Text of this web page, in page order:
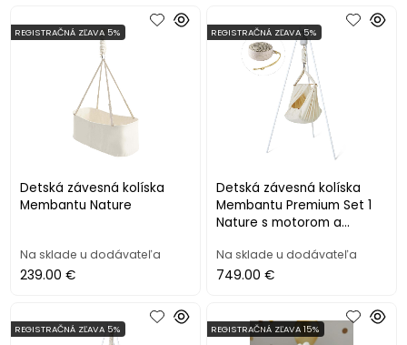
Detská závesná kolíska
Membantu Nature
REGISTRAČNÁ ZĽAVA 5%
Na sklade u dodávateľa
239.00 €
Detská závesná kolíska
Membantu Premium Set 1
Nature s motorom a
REGISTRAČNÁ ZĽAVA 5%
Na sklade u dodávateľa
749.00 €
REGISTRAČNÁ ZĽAVA 5% REGISTRAČNÁ ZĽAVA 15%